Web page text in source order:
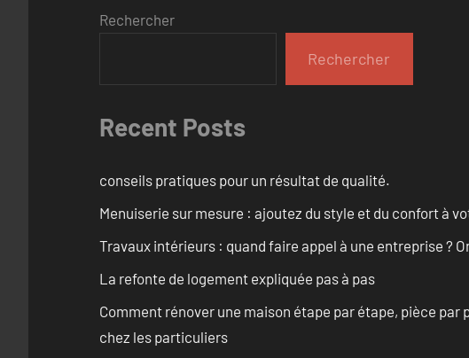
Rechercher
Rechercher
Recent Posts
conseils pratiques pour un résultat de qualité.
Menuiserie sur mesure : ajoutez du style et du confort à
Travaux intérieurs : quand faire appel à une entreprise ?
La refonte de logement expliquée pas à pas
Comment rénover une maison étape par étape, pièce
chez les particuliers